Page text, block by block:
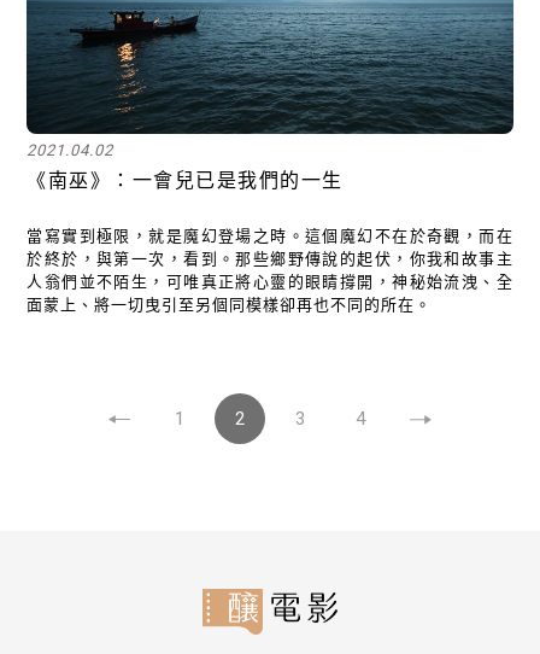
2021.04.02
《南巫》：一會兒已是我們的一生
當寫實到極限，就是魔幻登場之時。這個魔幻不在於奇觀，而在
於終於，與第一次，看到。那些鄉野傳說的起伏，你我和故事主
人翁們並不陌生，可唯真正將心靈的眼睛撐開，神秘始流洩、全
面蒙上、將一切曳引至另個同模樣卻再也不同的所在。
1 2 3 4